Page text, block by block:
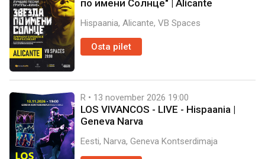
по имени Солнце" | Alicante
Hispaania, Alicante, VB Spaces
Osta pilet
R • 13 november 2026 19:00
LOS VIVANCOS - LIVE - Hispaania |
Geneva Narva
Eesti, Narva, Geneva Kontserdimaja